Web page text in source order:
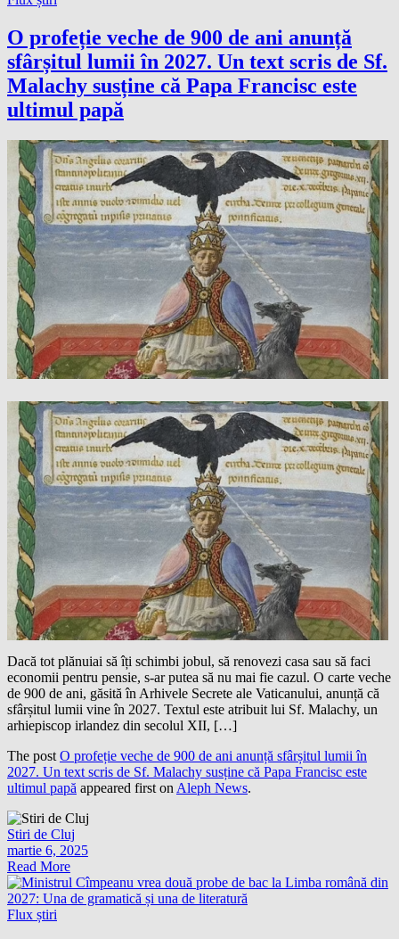
O profeție veche de 900 de ani anunță
sfârșitul lumii în 2027. Un text scris de Sf.
Malachy susține că Papa Francisc este
ultimul papă
Dacă tot plănuiai să îți schimbi jobul, să renovezi casa sau să faci
economii pentru pensie, s-ar putea să nu mai fie cazul. O carte veche
de 900 de ani, găsită în Arhivele Secrete ale Vaticanului, anunță că
sfârșitul lumii vine în 2027. Textul este atribuit lui Sf. Malachy, un
arhiepiscop irlandez din secolul XII, […]
The post O profeție veche de 900 de ani anunță sfârșitul lumii în
2027. Un text scris de Sf. Malachy susține că Papa Francisc este
ultimul papă appeared first on Aleph News.
Stiri de Cluj
martie 6, 2025
Read More
Flux știri